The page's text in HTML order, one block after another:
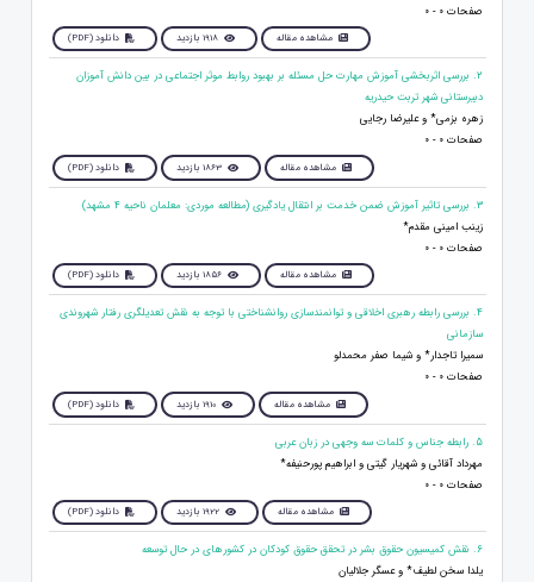
صفحات 0 - 0
مشاهده مقاله 1918 بازدید دانلود (PDF)
2. بررسی اثربخشی آموزش مهارت حل مسئله بر بهبود روابط موثر اجتماعی در بین دانش آموزان
دبیرستانی شهر تربت حیدریه
زهره بزمی* و علیرضا رجایی
صفحات 0 - 0
مشاهده مقاله 1863 بازدید دانلود (PDF)
3. بررسی تاثیر آموزش ضمن خدمت بر انتقال یادگیری (مطالعه موردی: معلمان ناحیه 4 مشهد)
زینب امینی مقدم*
صفحات 0 - 0
مشاهده مقاله 1856 بازدید دانلود (PDF)
4. بررسی رابطه رهبری اخلاقی و توانمندسازی روانشناختی با توجه به نقش تعدیلگری رفتار شهروندی
سازمانی
سمیرا تاجدار* و شیما صفر محمدلو
صفحات 0 - 0
مشاهده مقاله 1910 بازدید دانلود (PDF)
5. رابطه جناس و کلمات سه وجهی در زبان عربی
مهرداد آقائی و شهریار گیتی و ابراهیم پورحنیفه*
صفحات 0 - 0
مشاهده مقاله 1922 بازدید دانلود (PDF)
6. نقش کمیسیون حقوق بشر در تحقق حقوق کودکان در کشورهای در حال توسعه
یلدا سخن لطیف* و عسگر جلالیان